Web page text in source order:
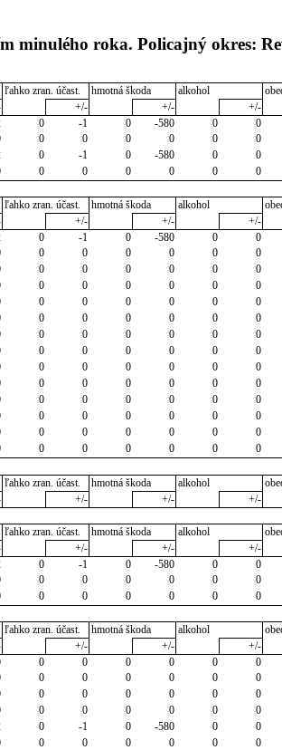
minulého roka. Policajný okres:
ľahko zran. účast. hmotná škoda alkohol
+/- +/- +/-
0 -1 0 -580 0 0
0 0 0 0 0 0
0 -1 0 -580 0 0
0 0 0 0 0 0
ľahko zran. účast. hmotná škoda alkohol
+/- +/- +/-
0 -1 0 -580 0 0
0 0 0 0 0 0
0 0 0 0 0 0
0 0 0 0 0 0
0 0 0 0 0 0
0 0 0 0 0 0
0 0 0 0 0 0
0 0 0 0 0 0
0 0 0 0 0 0
0 0 0 0 0 0
0 0 0 0 0 0
0 0 0 0 0 0
0 0 0 0 0 0
0 0 0 0 0 0
ľahko zran. účast. hmotná škoda alkohol
+/- +/- +/-
ľahko zran. účast. hmotná škoda alkohol
+/- +/- +/-
0 -1 0 -580 0 0
0 0 0 0 0 0
0 0 0 0 0 0
ľahko zran. účast. hmotná škoda alkohol
+/- +/- +/-
0 0 0 0 0 0
0 0 0 0 0 0
0 0 0 0 0 0
0 0 0 0 0 0
0 -1 0 -580 0 0
0 0 0 0 0 0